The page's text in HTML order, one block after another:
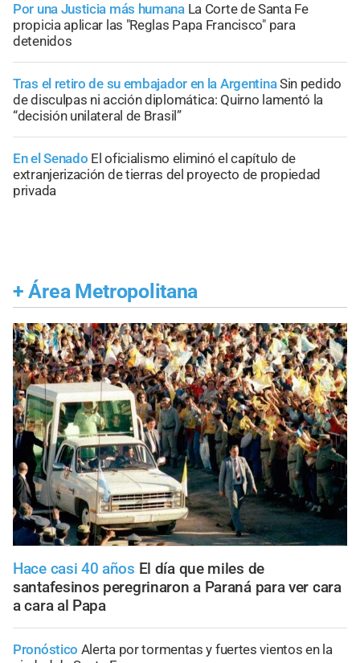
Por una Justicia más humana La Corte de Santa Fe
propicia aplicar las "Reglas Papa Francisco" para
detenidos
Tras el retiro de su embajador en la ArgentinaSin pedido
de disculpas ni acción diplomática: Quirno lamentó la
“decisión unilateral de Brasil”
En el Senado El oficialismo eliminó el capítulo de
extranjerización de tierras del proyecto de propiedad
privada
+ Área Metropolitana
Hace casi 40 años El día que miles de
santafesinos peregrinaron a Paraná para ver cara
a cara al Papa
Pronóstico Alerta por tormentas y fuertes vientos en la